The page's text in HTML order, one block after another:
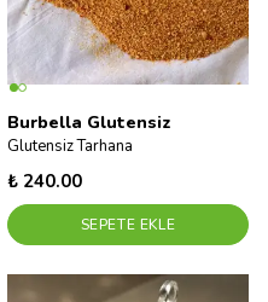
Burbella Glutensiz
Glutensiz Tarhana
₺ 240.00
SEPETE EKLE